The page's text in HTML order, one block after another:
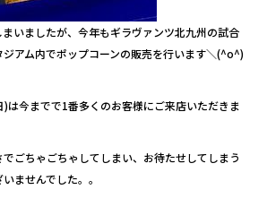
いましたが、今年もギラヴァンツ北九州の試合
アム内でポップコーンの販売を行います＼(^o^)
は今までで1番多くのお客様にご来店いただきま
ごちゃごちゃしてしまい、お待たせしてしまう
ませんでした。。